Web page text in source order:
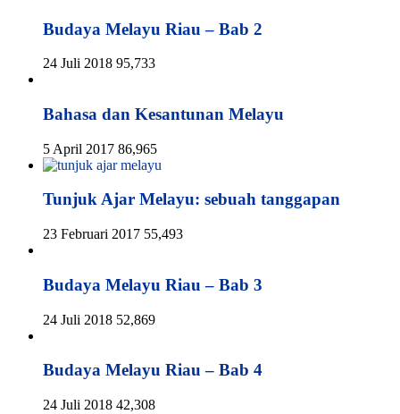
Budaya Melayu Riau – Bab 2
24 Juli 2018 95,733
Bahasa dan Kesantunan Melayu
5 April 2017 86,965
Tunjuk Ajar Melayu: sebuah tanggapan
23 Februari 2017 55,493
Budaya Melayu Riau – Bab 3
24 Juli 2018 52,869
Budaya Melayu Riau – Bab 4
24 Juli 2018 42,308